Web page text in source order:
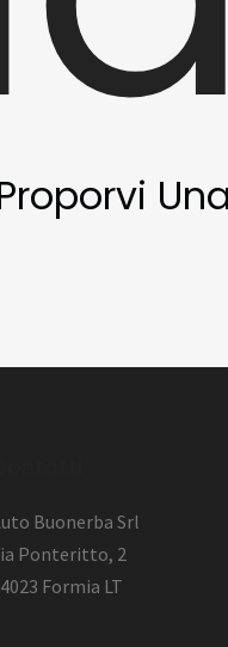
Buonerba Srl
Ponteritto, 2
Formia LT